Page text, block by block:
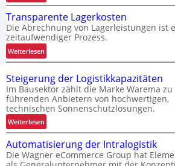
„
S
i
c
h
e
e
L
o
g
i
s
t
Transparente Lagerkosten
Die Abrechnung von Lagerleistungen ist
zeitaufwendiger Prozess.
Weiterlesen:
T
a
n
s
a
r
e
Steigerung der Logistikkapazitäten
Im Bausektor zählt die Marke Warema zu
führenden Anbietern von hochwertigen,
technischen Sonnenschutzlösungen.
Weiterlesen:
S
t
e
Automatisierung der Intralogistik
Die Wagner eCommerce Group hat